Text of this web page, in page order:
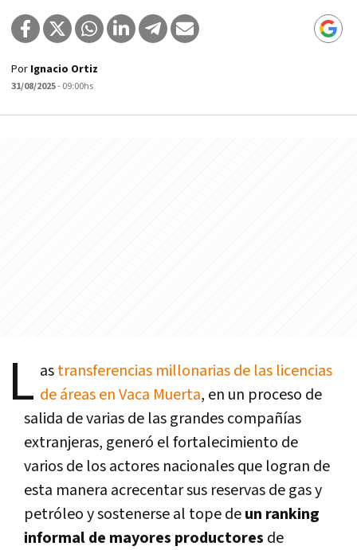
Por Ignacio Ortiz
31/08/2025- 09:00hs
L astransferencias millonarias de las licencias
de áreas en Vaca Muerta, en un proceso de
salida de varias de las grandes compañías
extranjeras, generó el fortalecimiento de
varios de los actores nacionales que logran de
esta manera acrecentar sus reservas de gas y
petróleo y sostenerse al tope deun ranking
informal de mayores productores de